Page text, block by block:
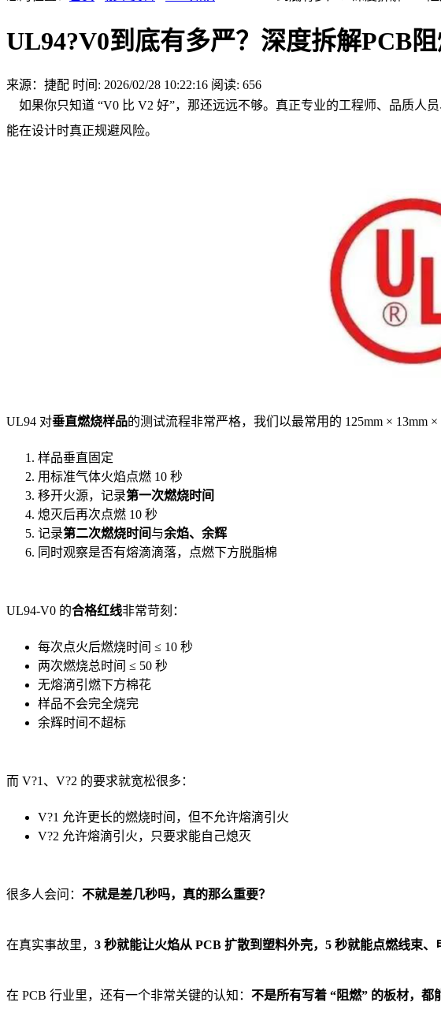
UL94?V0到底有多严？深度拆解PCB
来源：捷配 时间: 2026/02/28 10:22:16 阅读: 656
如果你只知道 “V0 比 V2 好”，那还远远不够。真正专业的工程师、品质人员
能在设计时真正规避风险。
UL94 对垂直燃烧样品的测试流程非常严格，我们以最常用的 125mm × 13mm ×
样品垂直固定
用标准气体火焰点燃 10 秒
移开火源，记录第一次燃烧时间
熄灭后再次点燃 10 秒
记录第二次燃烧时间 与余焰、余辉
同时观察是否有熔滴滴落，点燃下方脱脂棉
UL94-V0 的合格红线非常苛刻：
每次点火后燃烧时间 ≤ 10 秒
两次燃烧总时间 ≤ 50 秒
无熔滴引燃下方棉花
样品不会完全烧完
余辉时间不超标
而 V?1、V?2 的要求就宽松很多：
V?1 允许更长的燃烧时间，但不允许熔滴引火
V?2 允许熔滴引火，只要求能自己熄灭
很多人会问： 不就是差几秒吗，真的那么重要？
在真实事故里， 3 秒就能让火焰从 PCB 扩散到塑料外壳，5 秒就能点燃线束、
在 PCB 行业里，还有一个非常关键的认知： 不是所有写着 “阻燃” 的板材，都